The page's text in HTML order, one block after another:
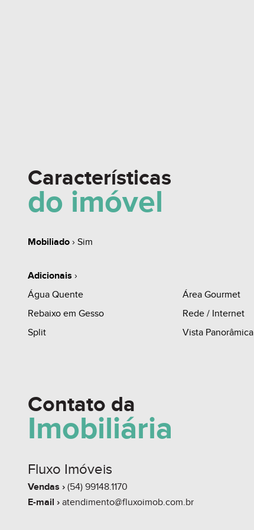
Características
do imóvel
Mobiliado › Sim
Adicionais ›
Água Quente
Área Gourmet
Rebaixo em Gesso
Rede / Internet
Split
Vista Panorâmica
Contato da
Imobiliária
Fluxo Imóveis
Vendas ›(54) 99148.1170
E-mail ›atendimento@fluxoimob.com.br